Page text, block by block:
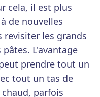
cela, il est plus
de nouvelles
revisiter les grands
L'avantage
prendre tout un
tout un tas de
parfois